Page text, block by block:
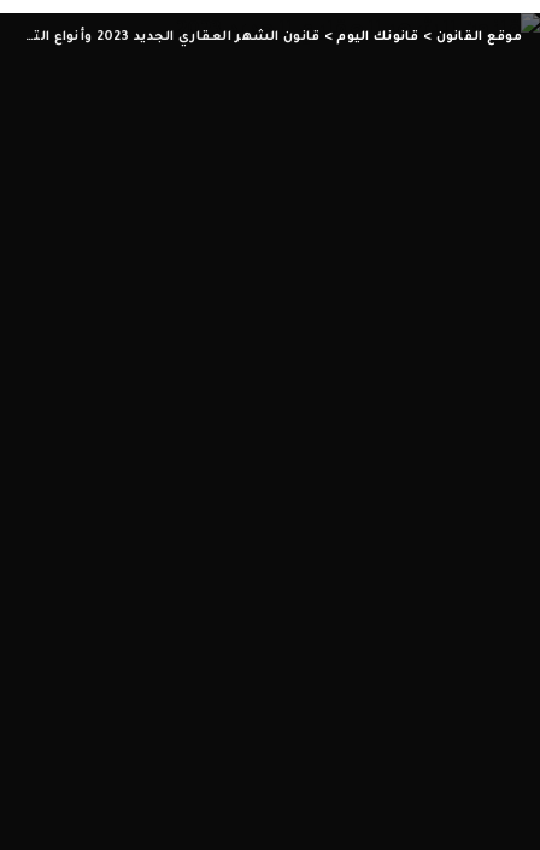
موقع القانون > قانونك اليوم> قانون الشهر العقاري الجديد 2023 وأنواع التسجيل